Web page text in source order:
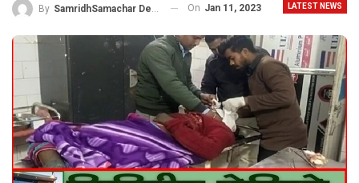
LATEST NEWS
By SamridhSamachar Desk On Jan 11, 2023